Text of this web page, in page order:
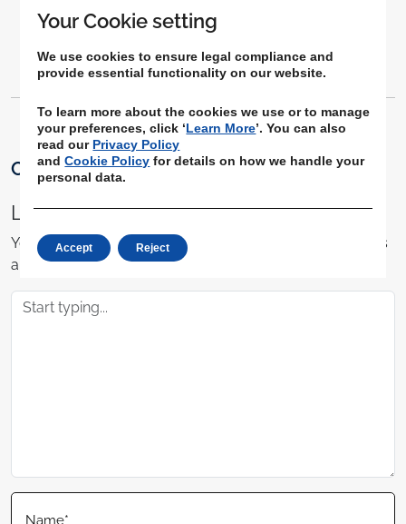
1212 Views 0 Comments
Comments
Leave a Comment
Your email address will not be published.
Required fields
are marked*
Your Cookie setting
We use cookies to ensure legal compliance and
provide essential functionality on our website.
To learn more about the cookies we use or to manage
your preferences, click ‘Learn More’. You can also
read our Privacy Policy
andCookie Policy for details on how we handle your
personal data.
Accept Reject